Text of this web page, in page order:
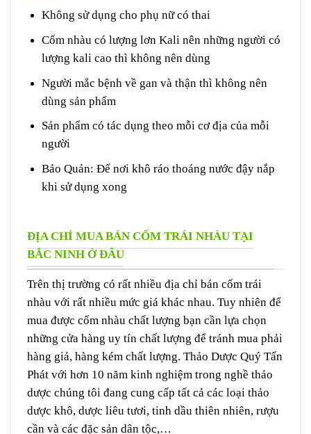
Không sử dụng cho phụ nữ có thai
Cốm nhàu có lượng lơn Kali nên những người có
lượng kali cao thì không nên dùng
Người mắc bệnh về gan và thận thì không nên
dùng sản phẩm
Sản phẩm có tác dụng theo mỗi cơ địa của mỗi
người
Bảo Quản: Để nơi khô ráo thoáng nước đậy nắp
khi sử dụng xong
ĐỊA CHỈ MUA BÁN CỐM TRÁI NHÀU TẠI
BẮC NINH Ở ĐÂU
Trên thị trường có rất nhiều địa chỉ bán cốm trái
nhàu với rất nhiều mức giá khác nhau. Tuy nhiên để
mua được cốm nhàu chất lượng bạn cần lựa chọn
những cửa hàng uy tín chất lượng để tránh mua phải
hàng giả, hàng kém chất lượng. Thảo Dược Quý Tấn
Phát với hơn 10 năm kinh nghiệm trong nghề thảo
dược chúng tôi đang cung cấp tất cả các loại thảo
dược khô, dược liêu tươi, tinh dầu thiên nhiên, rượu
cần và các đặc sản dân tộc,…